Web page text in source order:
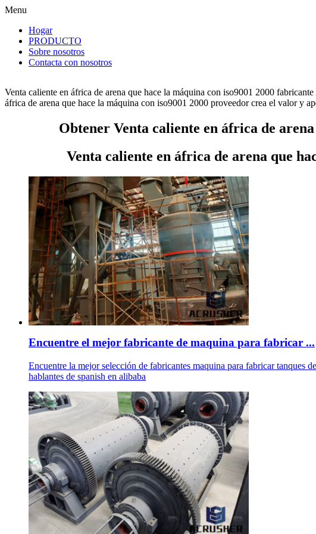
Menu
Hogar
PRODUCTO
Sobre nosotros
Contacta con nosotros
Venta caliente en áfrica de arena que hace la máquina con iso9001 2000
áfrica de arena que hace la máquina con iso9001 2000 proveedor crea el valor y
Obtener Venta caliente en áfrica de
Venta caliente en áfrica de arena que
Encuentre el mejor fabricante de maquina para fabricar ...
Encuentre la mejor selección de fabricantes maquina para fabricar tanques
hablantes de spanish en alibaba